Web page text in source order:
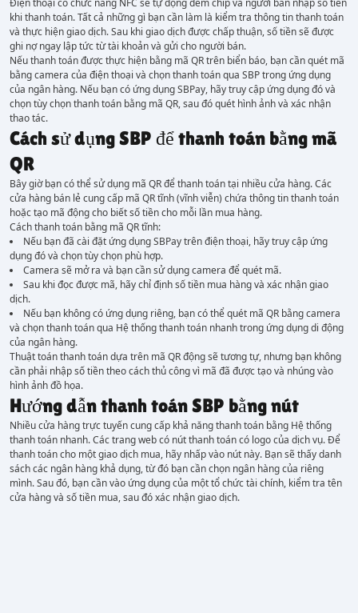
Điện thoại có chức năng NFC sẽ tự động đếm chip và người bán nhập số tiền
khi thanh toán. Tất cả những gì bạn cần làm là kiểm tra thông tin thanh toán
và thực hiện giao dịch. Sau khi giao dịch được chấp thuận, số tiền sẽ được
ghi nợ ngay lập tức từ tài khoản và gửi cho người bán.
Nếu thanh toán được thực hiện bằng mã QR trên biển báo, bạn cần quét mã
bằng camera của điện thoại và chọn thanh toán qua SBP trong ứng dụng
của ngân hàng. Nếu bạn có ứng dụng SBPay, hãy truy cập ứng dụng đó và
chọn tùy chọn thanh toán bằng mã QR, sau đó quét hình ảnh và xác nhận
thao tác.
Cách sử dụng SBP để thanh toán bằng mã
QR
Bây giờ bạn có thể sử dụng mã QR để thanh toán tại nhiều cửa hàng. Các
cửa hàng bán lẻ cung cấp mã QR tĩnh (vĩnh viễn) chứa thông tin thanh toán
hoặc tạo mã động cho biết số tiền cho mỗi lần mua hàng.
Cách thanh toán bằng mã QR tĩnh:
Nếu bạn đã cài đặt ứng dụng SBPay trên điện thoại, hãy truy cập ứng
dụng đó và chọn tùy chọn phù hợp.
Camera sẽ mở ra và bạn cần sử dụng camera để quét mã.
Sau khi đọc được mã, hãy chỉ định số tiền mua hàng và xác nhận giao
dịch.
Nếu bạn không có ứng dụng riêng, bạn có thể quét mã QR bằng camera
và chọn thanh toán qua Hệ thống thanh toán nhanh trong ứng dụng di động
của ngân hàng.
Thuật toán thanh toán dựa trên mã QR động sẽ tương tự, nhưng bạn không
cần phải nhập số tiền theo cách thủ công vì mã đã được tạo và nhúng vào
hình ảnh đồ họa.
Hướng dẫn thanh toán SBP bằng nút
Nhiều cửa hàng trực tuyến cung cấp khả năng thanh toán bằng Hệ thống
thanh toán nhanh. Các trang web có nút thanh toán có logo của dịch vụ. Để
thanh toán cho một giao dịch mua, hãy nhấp vào nút này. Bạn sẽ thấy danh
sách các ngân hàng khả dụng, từ đó bạn cần chọn ngân hàng của riêng
mình. Sau đó, bạn cần vào ứng dụng của một tổ chức tài chính, kiểm tra tên
cửa hàng và số tiền mua, sau đó xác nhận giao dịch.